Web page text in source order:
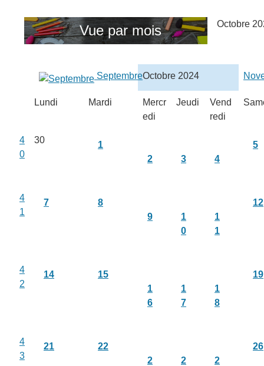
Vue par mois Octobre
SeptembreOctobre 2024
Lundi Mardi
Mercr
edi
Jeudi
Vend
redi
4
0
30
1
2
3 4
5
4
1
7
8
9
1
0
1
1
12
4
2
14
15
1
6
1
7
1
8
19
4
3
21
22
2
2
2
26